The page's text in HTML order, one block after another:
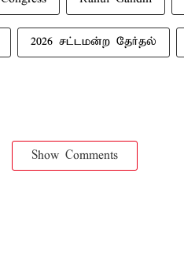
2026 சட்டமன்ற தேர்தல்
Show Comments